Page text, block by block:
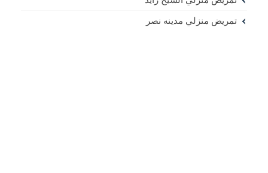
تمريض منزلي مدينه نصر